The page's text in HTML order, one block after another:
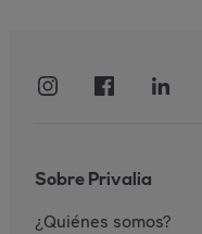
Sobre Privalia
¿Quiénes somos?